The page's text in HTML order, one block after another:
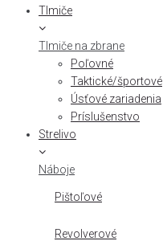
Tlmiče
Tlmiče na zbrane
Poľovné
Taktické/športové
Úsťové zariadenia
Príslušenstvo
Strelivo
Náboje
Pištoľové
Revolverové